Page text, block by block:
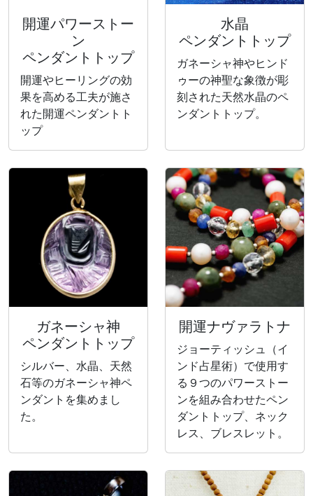
開運パワーストー
ン
ペンダントトップ
開運やヒーリングの効
果を高める工夫が施さ
れた開運ペンダントト
ップ
水晶
ペンダントトップ
ガネーシャ神やヒンド
ゥーの神聖な象徴が彫
刻された天然水晶のペ
ンダントトップ。
ガネーシャ神
ペンダントトップ
シルバー、水晶、天然
石等のガネーシャ神ペ
ンダントを集めまし
た。
開運ナヴァラトナ
ジョーティッシュ（イ
ンド占星術）で使用す
る９つのパワーストー
ンを組み合わせたペン
ダントトップ、ネック
レス、ブレスレット。